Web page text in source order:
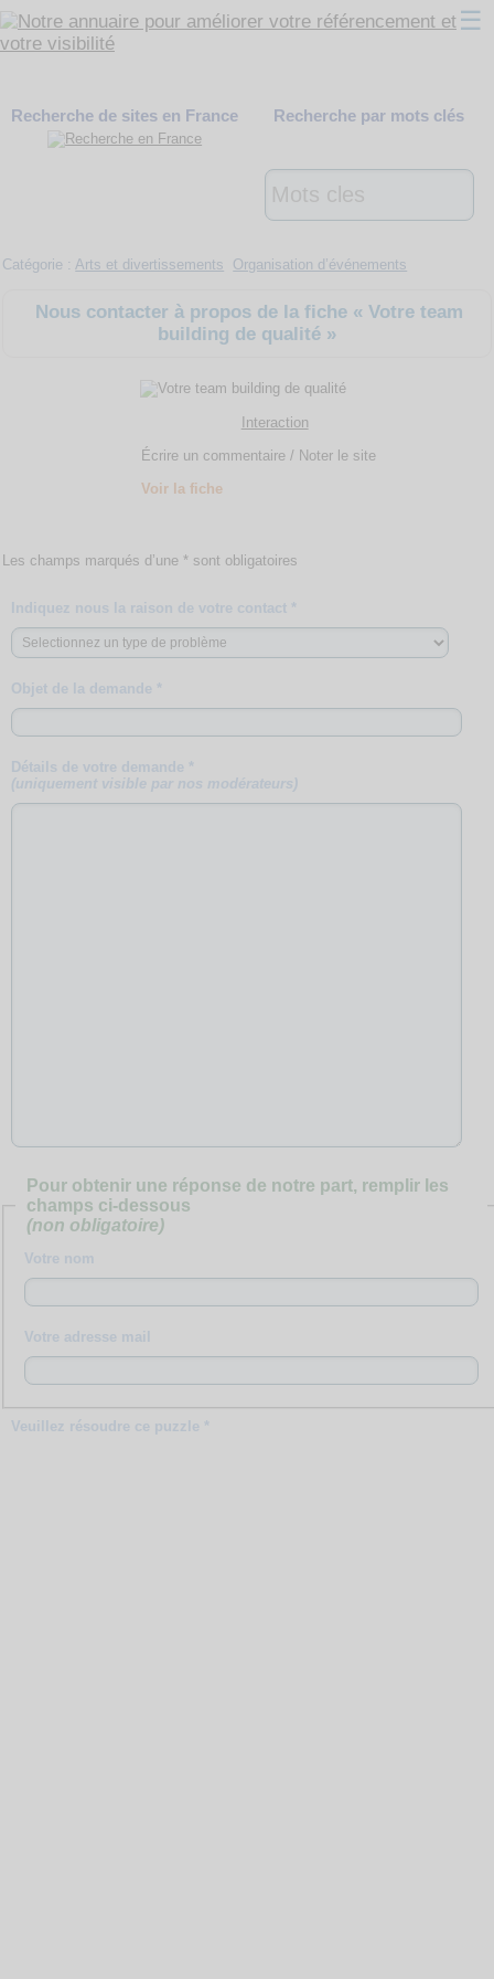
☰
Webmaster
Recherche de sites en France Recherche par mots clés
Catégorie :Arts et divertissements Organisation d’événements
Nous contacter à propos de la fiche « Votre team
building de qualité »
Interaction
Écrire un commentaire / Noter le site
Voir la fiche
Les champs marqués d’une * sont obligatoires
Indiquez nous la raison de votre contact *
Objet de la demande *
Détails de votre demande *
(uniquement visible par nos modérateurs)
Pour obtenir une réponse de notre part, remplir les
champs ci-dessous
(non obligatoire)
Votre nom
Votre adresse mail
Veuillez résoudre ce puzzle *